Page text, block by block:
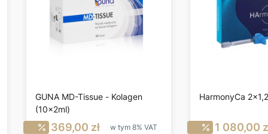
GUNA MD-Tissue - Kolagen
(10x2ml)
Cena promocyjna brutto
369,00 zł w tym 8% VAT
HarmonyCa
Cena
1 080,00